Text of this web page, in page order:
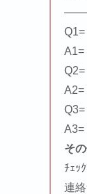
A1=
A2=
A3=
そ
ﾁｪｯ
連